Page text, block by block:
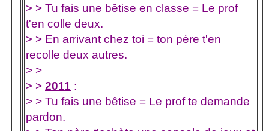
> > Tu fais une bêtise en classe = Le prof
t'en colle deux.
> > En arrivant chez toi = ton père t'en
recolle deux autres.
> >
> > 2011 :
> > Tu fais une bêtise = Le prof te demande
pardon.